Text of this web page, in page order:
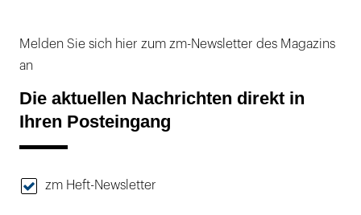
Melden Sie sich hier zum zm-Newsletter des Magazins
an
Die aktuellen Nachrichten direkt in
Ihren Posteingang
zm Heft-Newsletter